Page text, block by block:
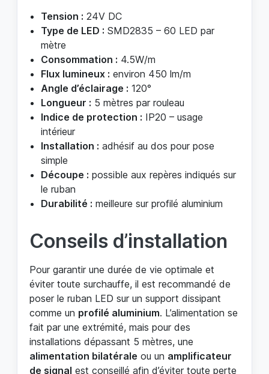
Tension : 24V DC
Type de LED : SMD2835 – 60 LED par
mètre
Consommation : 4.5W/m
Flux lumineux : environ 450 lm/m
Angle d’éclairage : 120°
Longueur : 5 mètres par rouleau
Indice de protection : IP20 – usage
intérieur
Installation : adhésif au dos pour pose
simple
Découpe : possible aux repères indiqués sur
le ruban
Durabilité : meilleure sur profilé aluminium
Conseils d’installation
Pour garantir une durée de vie optimale et
éviter toute surchauffe, il est recommandé de
poser le ruban LED sur un support dissipant
comme un profilé aluminium. L’alimentation se
fait par une extrémité, mais pour des
installations dépassant 5 mètres, une
alimentation bilatérale ou un amplificateur
de signal est conseillé afin d’éviter toute perte